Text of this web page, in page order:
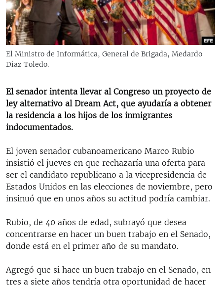
RADIO MARTÍ
ESPECIALES
ESPECIALES
LA REALIDAD DE LA VIVIENDA EN CUBA
LOS SANTOS DE HIALEAH
LA INVASIÓN DE RUSIA A UCRANIA
MULTIMEDIA
EDITORIALES
SÍGUENOS
El Ministro de Informática, General de Brigada, Medardo
Diaz Toledo.
El senador intenta llevar al Congreso un proyecto de
ley alternativo al Dream Act, que ayudaría a obtener
la residencia a los hijos de los inmigrantes
indocumentados.
El joven senador cubanoamericano Marco Rubio
insistió el jueves en que rechazaría una oferta para
ser el candidato republicano a la vicepresidencia de
Estados Unidos en las elecciones de noviembre, pero
insinuó que en unos años su actitud podría cambiar.
Rubio, de 40 años de edad, subrayó que desea
concentrarse en hacer un buen trabajo en el Senado,
donde está en el primer año de su mandato.
Agregó que si hace un buen trabajo en el Senado, en
tres a siete años tendría otra oportunidad de hacer